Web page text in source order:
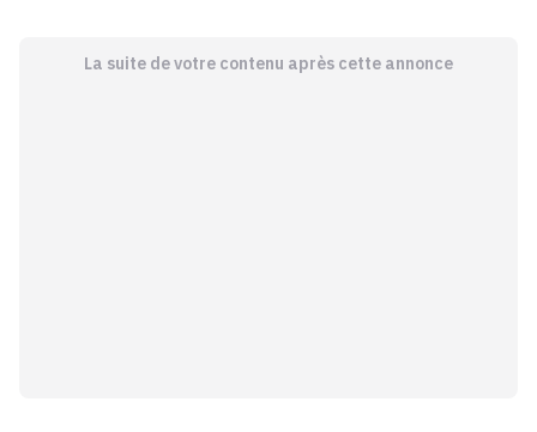
La suite de votre contenu après cette annonce